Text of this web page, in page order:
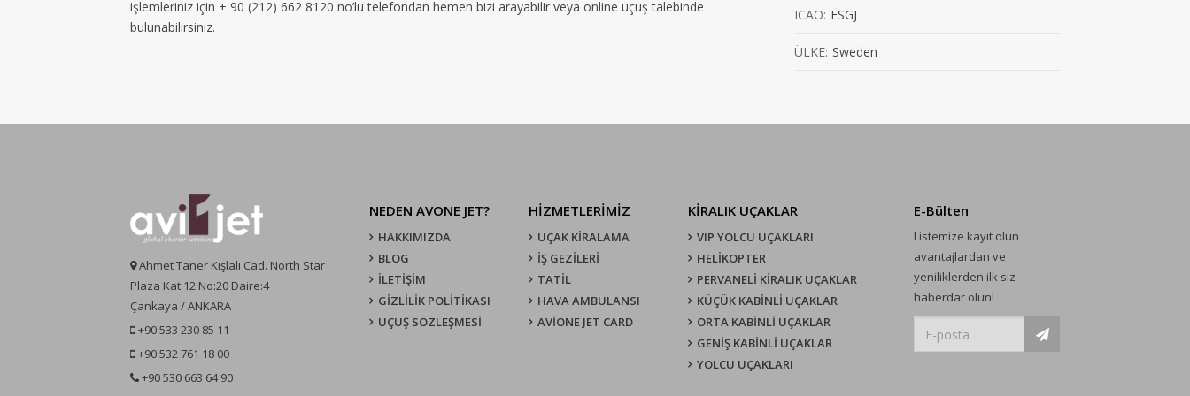
işlemleriniz için + 90 (212) 662 8120 no’lu telefondan hemen bizi arayabilir veya online uçuş talebinde
bulunabilirsiniz.
ICAO: ESGJ
ÜLKE: Sweden
Ahmet Taner Kışlalı Cad. North Star
Plaza Kat:12 No:20 Daire:4
Çankaya / ANKARA
+90 533 230 85 11
+90 532 761 18 00
+90 530 663 64 90
NEDEN AVONE JET?
HAKKIMIZDA
BLOG
İLETİŞİM
GİZLİLİK POLİTİKASI
UÇUŞ SÖZLEŞMESI
HİZMETLERİMİZ
UÇAK KIRALAMA
İŞ GEZİLERİ
TATİL
HAVA AMBULANSI
AVİONE JET CARD
KIRALIK UÇAKLAR
VIP YOLCU UÇAKLARI
HELİKOPTER
PERVANELİ KİRALIK UÇAKLAR
KÜÇÜK KABİNLİ UÇAKLAR
ORTA KABİNLİ UÇAKLAR
GENİŞ KABİNLİ UÇAKLAR
YOLCU UÇAKLARI
E-Bülten
Listemize kayıt olun
avantajlardan ve
yeniliklerden ilk siz
haberdar olun!